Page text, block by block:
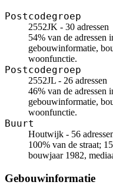
Postcodegroep
2552JK - 30 adressen
54% van de adressen
gebouwinformatie,
woonfunctie.
Postcodegroep
2552JL - 26 adressen
46% van de adressen
gebouwinformatie,
woonfunctie.
Buurt
Houtwijk - 56
100% van de straat;
bouwjaar 1982,
Gebouwinformatie